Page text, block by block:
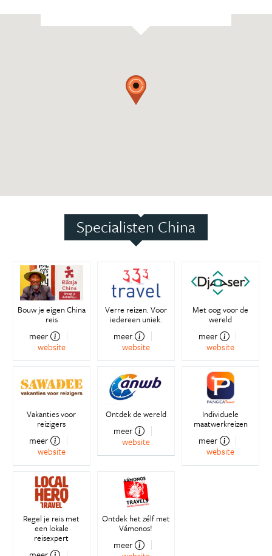
Specialisten China
Bouw je eigen China
reis
meer
website
Verre reizen. Voor
iedereen uniek.
meer
website
Met oog voor de
wereld
meer
website
Vakanties voor
reizigers
meer
website
Ontdek de wereld
meer
website
Individuele
maatwerkreizen
meer
website
Regel je reis met
een lokale
reisexpert
Ontdek het zélf met
Vámonos!
meer